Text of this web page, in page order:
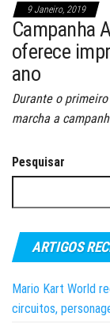
9 Janeiro, 2019
Campanha
oferece
ano
Durante o
marcha a
Pesquisar
ARTIGOS
Mario Kart World
circuitos,